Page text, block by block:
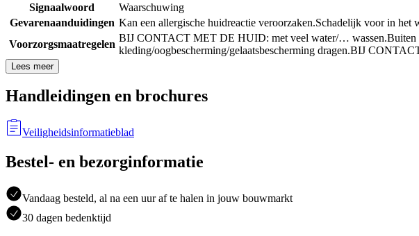
Signaalwoord
Waarschuwing
Gevarenaanduidingen Kan een allergische huidreactie veroorzaken.Schadelijk voor in het
Voorzorgsmaatregelen
BIJ CONTACT MET DE HUID: met veel water/… wassen.Buiten
kleding/oogbescherming/gelaatsbescherming dragen.BIJ
Lees meer
Handleidingen en brochures
Veiligheidsinformatieblad
Bestel- en bezorginformatie
Vandaag besteld, al na een uur af te halen in jouw bouwmarkt
30 dagen bedenktijd